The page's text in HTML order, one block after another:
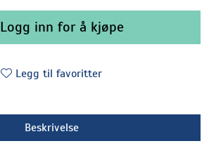
Logg inn for å kjøpe
Legg til favoritter
Beskrivelse